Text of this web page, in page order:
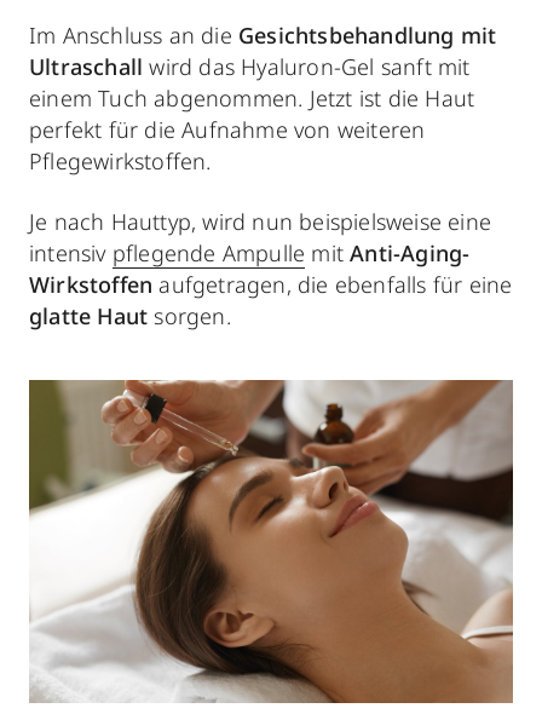
Im Anschluss an die Gesichtsbehandlung mit
Ultraschall wird das Hyaluron-Gel sanft mit
einem Tuch abgenommen. Jetzt ist die Haut
perfekt für die Aufnahme von weiteren
Pflegewirkstoffen.
Je nach Hauttyp, wird nun beispielsweise eine
intensiv pflegende Ampulle mitAnti-Aging-
Wirkstoffen aufgetragen, die ebenfalls für eine
glatte Haut sorgen.